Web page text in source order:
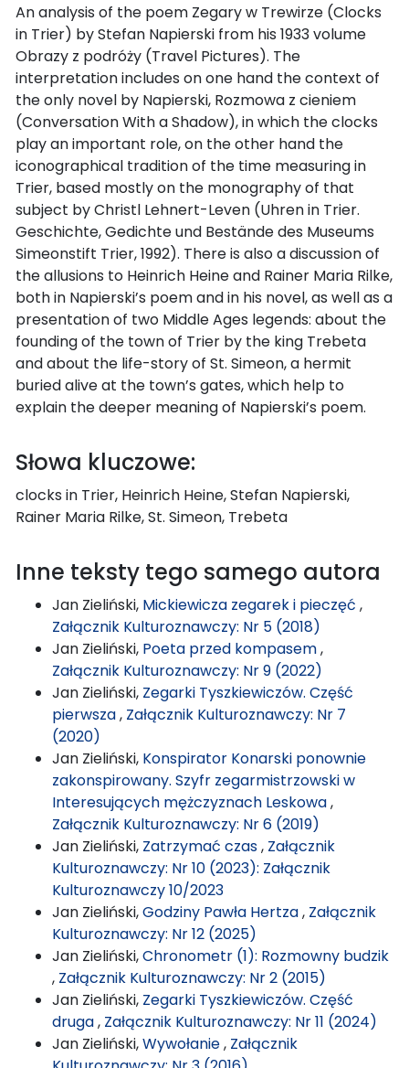
An analysis of the poem Zegary w Trewirze (Clocks
in Trier) by Stefan Napierski from his 1933 volume
Obrazy z podróży (Travel Pictures). The
interpretation includes on one hand the context of
the only novel by Napierski, Rozmowa z cieniem
(Conversation With a Shadow), in which the clocks
play an important role, on the other hand the
iconographical tradition of the time measuring in
Trier, based mostly on the monography of that
subject by Christl Lehnert-Leven (Uhren in Trier.
Geschichte, Gedichte und Bestände des Museums
Simeonstift Trier, 1992). There is also a discussion of
the allusions to Heinrich Heine and Rainer Maria Rilke,
both in Napierski’s poem and in his novel, as well as a
presentation of two Middle Ages legends: about the
founding of the town of Trier by the king Trebeta
and about the life-story of St. Simeon, a hermit
buried alive at the town’s gates, which help to
explain the deeper meaning of Napierski’s poem.
Słowa kluczowe:
clocks in Trier, Heinrich Heine, Stefan Napierski,
Rainer Maria Rilke, St. Simeon, Trebeta
Inne teksty tego samego autora
Jan Zieliński, Mickiewicza zegarek i pieczęć ,
Załącznik Kulturoznawczy: Nr 5 (2018)
Jan Zieliński, Poeta przed kompasem,
Załącznik Kulturoznawczy: Nr 9 (2022)
Jan Zieliński, Zegarki Tyszkiewiczów. Część
pierwsza, Załącznik Kulturoznawczy: Nr 7
(2020)
Jan Zieliński, Konspirator Konarski ponownie
zakonspirowany. Szyfr zegarmistrzowski w
Interesujących mężczyznach Leskowa,
Załącznik Kulturoznawczy: Nr 6 (2019)
Jan Zieliński, Zatrzymać czas, Załącznik
Kulturoznawczy: Nr 10 (2023): Załącznik
Kulturoznawczy 10/2023
Jan Zieliński,Godziny Pawła Hertza, Załącznik
Kulturoznawczy: Nr 12 (2025)
Jan Zieliński,Chronometr (1): Rozmowny budzik
, Załącznik Kulturoznawczy: Nr 2 (2015)
Jan Zieliński, Zegarki Tyszkiewiczów. Część
druga, Załącznik Kulturoznawczy: Nr 11 (2024)
Jan Zieliński,Wywołanie, Załącznik